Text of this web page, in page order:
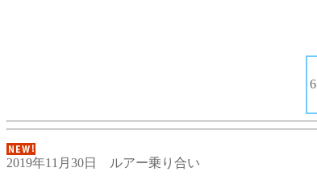
2019年11月30日 ルアー乗り合い